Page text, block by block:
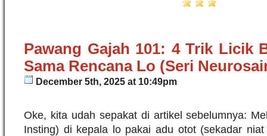
Pawang Gajah 101: 4 Trik Licik
Sama Rencana Lo (Seri
December 5th, 2025 at 10:49pm
Oke, kita udah sepakat di artikel sebelumnya:
Insting) di kepala lo pakai adu otot (sekadar